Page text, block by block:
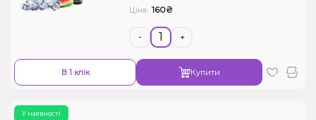
Ціна: 160₴
- +
В 1 клік Купити
У наявності